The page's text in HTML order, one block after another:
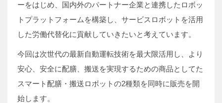
ーをはじめ、国内外のパートナー企業と連携したロボッ
トプラットフォームを構築し、サービスロボットを活用
した労働代替化に貢献していきたいと考えています。
今回は次世代の最新自動運転技術を最大限活用し、より
安心、安全に配膳、搬送を実現するための商品としてた
スマート配膳・搬送ロボットの2種類を同時に販売を開
始します。